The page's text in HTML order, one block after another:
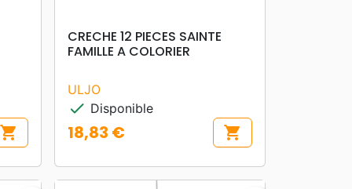
shopping_cart
search APERÇU RAPIDE
CRECHE 12 PIECES SAINTE
FAMILLE A COLORIER
ULJO
check Disponible
Prix
18,83 € shopping_cart